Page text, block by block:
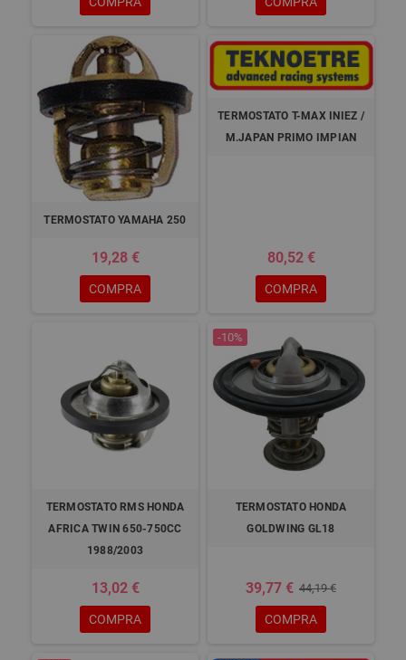
TERMOSTATO YAMAHA 250
19,28 €
COMPRA
TERMOSTATO T-MAX INIEZ /
M.JAPAN PRIMO IMPIAN
80,52 €
COMPRA
TERMOSTATO RMS HONDA
AFRICA TWIN 650-750CC
1988/2003
13,02 €
COMPRA
-10%
TERMOSTATO HONDA
GOLDWING GL18
39,77 € 44,19 €
COMPRA